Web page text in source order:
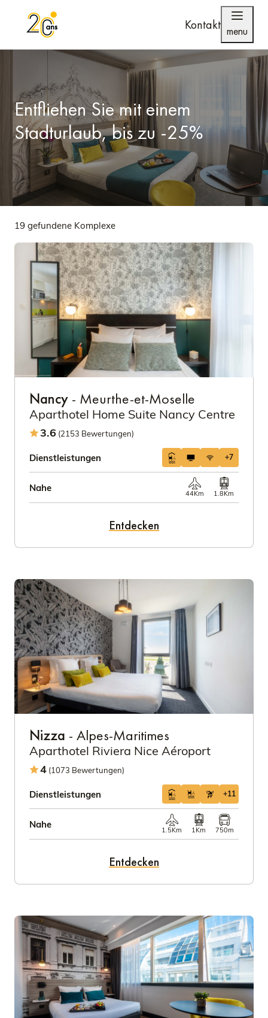
Kontakt menu
Entfliehen Sie mit einem
Stadturlaub, bis zu -25%
19 gefundene Komplexe
Nancy - Meurthe-et-Moselle
Aparthotel Home Suite Nancy Centre
3.6 (2153 Bewertungen)
Dienstleistungen +7
Nahe
44Km 1.8Km
Entdecken
Nizza - Alpes-Maritimes
Aparthotel Riviera Nice Aéroport
4 (1073 Bewertungen)
Dienstleistungen +11
Nahe
1.5Km 1Km 750m
Entdecken